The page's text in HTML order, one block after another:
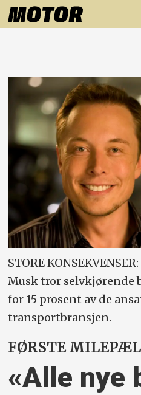
STORE
Musk tror selvkjørende
for 15 prosent av de
transportbransjen.
FØRSTE
«Alle nye